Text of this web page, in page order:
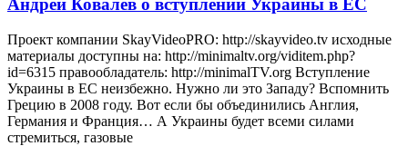
Андрей Ковалёв о вступлении Украины в ЕС
Проект компании SkayVideoPRO: http://skayvideo.tv исходные
материалы доступны на: http://minimaltv.org/viditem.php?
id=6315 правообладатель: http://minimalTV.org Вступление
Украины в ЕС неизбежно. Нужно ли это Западу? Вспомнить
Грецию в 2008 году. Вот если бы объединились Англия,
Германия и Франция… А Украины будет всеми силами
стремиться, газовые